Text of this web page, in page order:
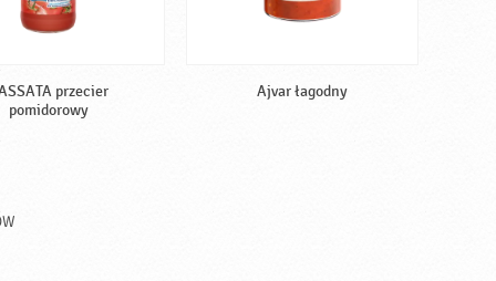
przecier
pomidorowy
Ajvar łagodny